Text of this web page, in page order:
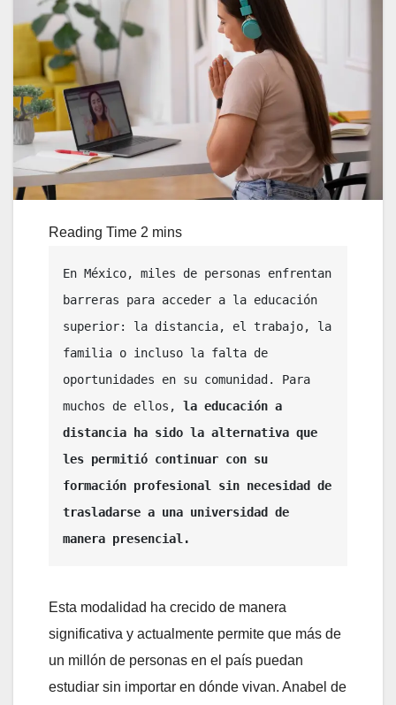
En México, miles de personas enfrentan
barreras para acceder a la educación
superior: la distancia, el trabajo, la
familia o incluso la falta de
oportunidades en su comunidad. Para
muchos de ellos, la educación a
distancia ha sido la alternativa que
les permitió continuar con su
formación profesional sin necesidad de
trasladarse a una universidad de
manera presencial.
Esta modalidad ha crecido de manera
significativa y actualmente permite que más de
un millón de personas en el país puedan
estudiar sin importar en dónde vivan. Anabel de